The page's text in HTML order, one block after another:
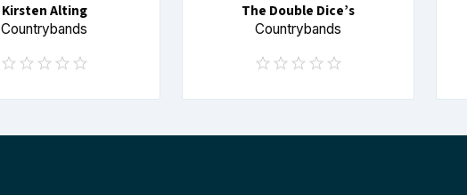
Kirsten Alting
Countrybands
The Double Dice’s
Countrybands